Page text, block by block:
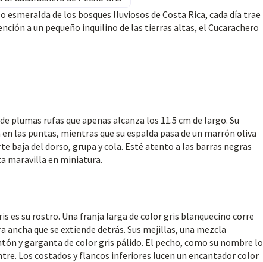
de los bosques lluviosos de Costa Rica, cada día trae
a un pequeño inquilino de las tierras altas, el Cucarachero
plumas rufas que apenas alcanza los 11.5 cm de largo. Su
las puntas, mientras que su espalda pasa de un marrón oliva
baja del dorso, grupa y cola. Esté atento a las barras negras
maravilla en miniatura.
es su rostro. Una franja larga de color gris blanquecino corre
que se extiende detrás. Sus mejillas, una mezcla
y garganta de color gris pálido. El pecho, como su nombre lo
Los costados y flancos inferiores lucen un encantador color